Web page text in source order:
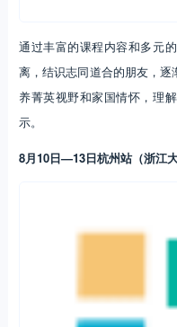
通过丰富的课程内容和多元
离，结识志同道合的朋友，
养菁英视野和家国情怀，理
示。
8月10日—13日杭州站（浙江大